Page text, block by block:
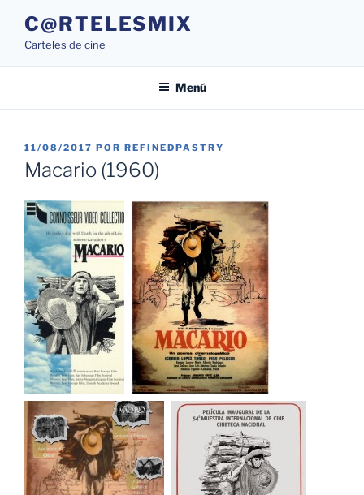
contenido
C@RTELESMIX
Carteles de cine
Menú
PUBLICADO
EL
11/08/2017 POR REFINEDPASTRY
Macario (1960)